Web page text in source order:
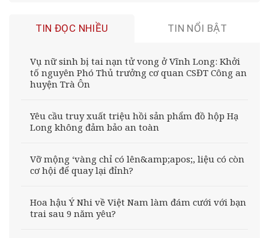
TIN ĐỌC NHIỀU TIN NỔI BẬT
Vụ nữ sinh bị tai nạn tử vong ở Vĩnh Long: Khởi
tố nguyên Phó Thủ trưởng cơ quan CSĐT Công an
huyện Trà Ôn
Yêu cầu truy xuất triệu hồi sản phẩm đồ hộp Hạ
Long không đảm bảo an toàn
Vỡ mộng ‘vàng chỉ có lên&amp;apos;, liệu có còn
cơ hội để quay lại đỉnh?
Hoa hậu Ý Nhi về Việt Nam làm đám cưới với bạn
trai sau 9 năm yêu?